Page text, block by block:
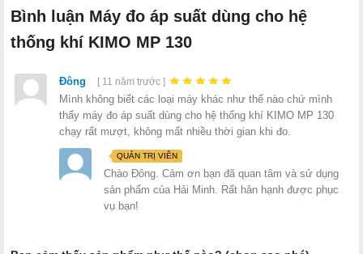
Bình luận Máy đo áp suất dùng cho hệ
thống khí KIMO MP 130
Đông [ 11 năm trước ]
Mình không biết các loại máy khác như thế nào chứ mình
thấy máy đo áp suất dùng cho hệ thống khí KIMO MP 130
chạy rất mượt, không mất nhiều thời gian khi đo.
QUẢN TRỊ VIÊN
Chào Đông. Cảm ơn bạn đã quan tâm và sử dụng
sản phẩm của Hải Minh. Rất hân hạnh được phục
vụ bạn!